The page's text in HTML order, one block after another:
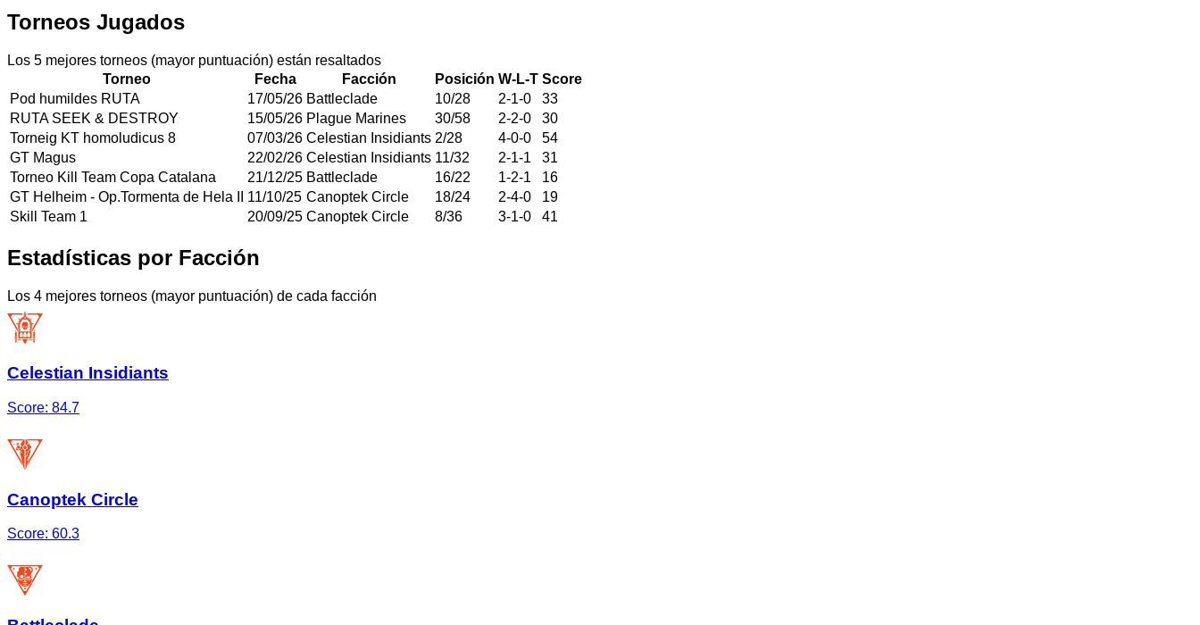
Torneos Jugados
Los 5 mejores torneos (mayor puntuación) están resaltados
Torneo
Fecha Facción Posición W-L-T Score
Pod humildes RUTA
17/05/26 Battleclade 10/28 2-1-0
33
RUTA SEEK & DESTROY
15/05/26 Plague Marines 30/58 2-2-0
30
Torneig KT homoludicus 8
07/03/26 Celestian Insidiants 2/28 4-0-0
54
GT Magus
22/02/26 Celestian Insidiants 11/32 2-1-1
31
Torneo Kill Team Copa Catalana
21/12/25 Battleclade 16/22 1-2-1
16
GT Helheim - Op.Tormenta de Hela II
11/10/25 Canoptek Circle 18/24 2-4-0
19
Skill Team 1
20/09/25 Canoptek Circle 8/36 3-1-0 41
Estadísticas por Facción
Los 4 mejores torneos (mayor puntuación) de cada facción
Celestian Insidiants
Score: 84.7
Canoptek Circle
Score: 60.3